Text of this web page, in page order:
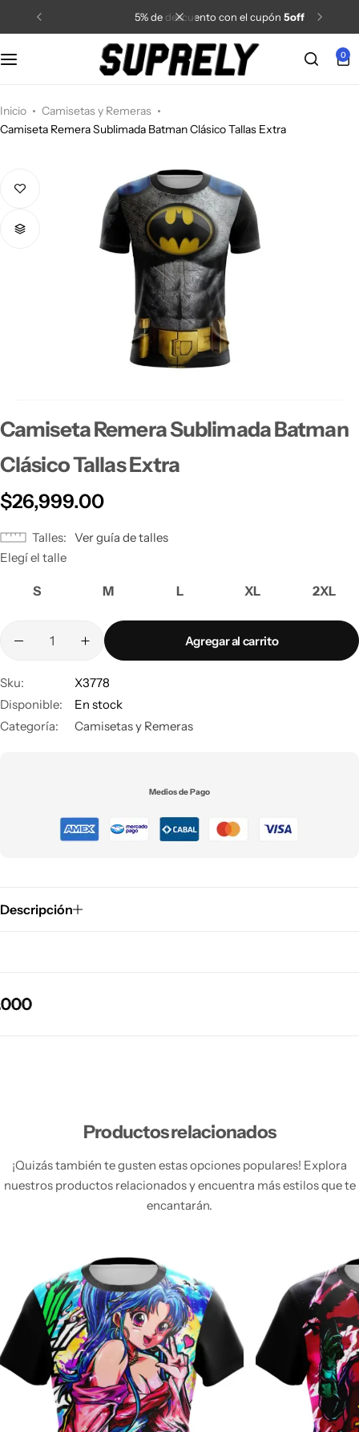
5% de descuento con el cupón5off
0
Inicio
Camisetas y Remeras
Camiseta Remera Sublimada Batman Clásico Tallas Extra
Camiseta Remera Sublimada Batman
Clásico Tallas Extra
$26,999.00
Talles
Ver guía de talles
Elegí el talle
S M L XL 2XL
Agregar al carrito
Sku:
X3778
Disponible:
En stock
Categoría:
Camisetas y Remeras
Medios de Pago
Descripción
Productos relacionados
¡Quizás también te gusten estas opciones populares! Explora
nuestros productos relacionados y encuentra más estilos que te
encantarán.